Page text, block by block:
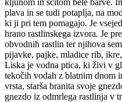
plava in se tudi potaplja, na
ki ji pri tem pomagajo. Je
hrano rastlinskega izvora. Je
obvodnih rastlin ter njihova
pijavke, pajke, mladice rib,
Liska je vodna ptica, ki živi v
tekočih vodah z blatnim dnom
vrsta, starša branita svoje
gnezdo iz odmrlega rastlinja v